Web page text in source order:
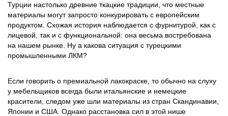
Турции настолько древние ткацкие традиции, что местные
материалы могут запросто конкурировать с европейским
продуктом. Схожая история наблюдается с фурнитурой, как с
лицевой, так и с функциональной: она весьма востребована
на нашем рынке. Ну а какова ситуация с турецкими
промышленными ЛКМ?
Если говорить о премиальной лакокраске, то обычно на слуху
у мебельщиков всегда были итальянские и немецкие
красители, следом уже шли материалы из стран Скандинавии,
Японии и США. Однако расстановка сил в этой нише